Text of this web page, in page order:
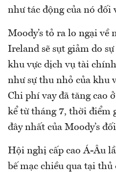
như tác động của nó đối
Moody’s tỏ ra lo ngại về
Ireland sẽ sụt giảm do
khu vực dịch vụ tài
như sự thu nhỏ của khu
Chi phí vay đã tăng cao
kể từ tháng 7, thời điểm
đây nhất của Moody’s
Hội nghị cấp cao Á-Âu
bế mạc chiều qua tại